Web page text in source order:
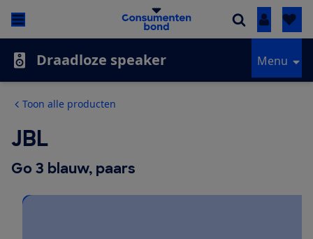
Inloggen
Draadloze speaker Menu
Toon alle producten
JBL
Go 3 blauw, paars